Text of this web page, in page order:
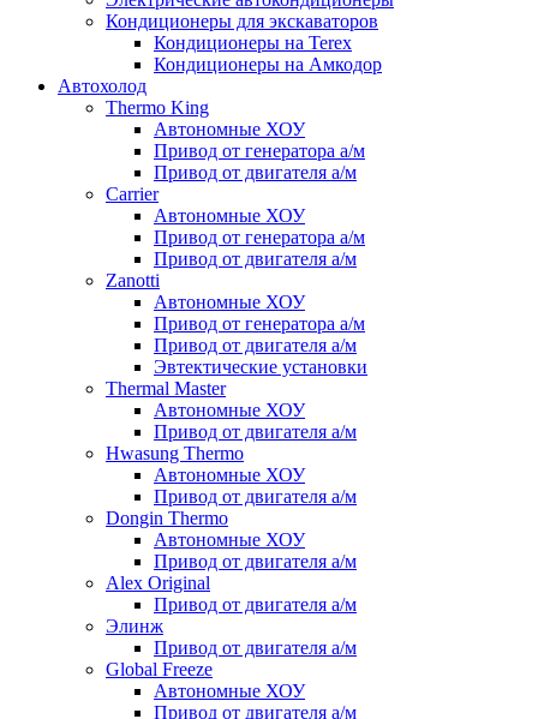
Кондиционеры для экскаваторов
Кондиционеры на Terex
Кондиционеры на Амкодор
Автохолод
Thermo King
Автономные ХОУ
Привод от генератора а/м
Привод от двигателя а/м
Carrier
Автономные ХОУ
Привод от генератора а/м
Привод от двигателя а/м
Zanotti
Автономные ХОУ
Привод от генератора а/м
Привод от двигателя а/м
Эвтектические установки
Thermal Master
Автономные ХОУ
Привод от двигателя а/м
Hwasung Thermo
Автономные ХОУ
Привод от двигателя а/м
Dongin Thermo
Автономные ХОУ
Привод от двигателя а/м
Alex Original
Привод от двигателя а/м
Элинж
Привод от двигателя а/м
Global Freeze
Автономные ХОУ
Привод от двигателя а/м